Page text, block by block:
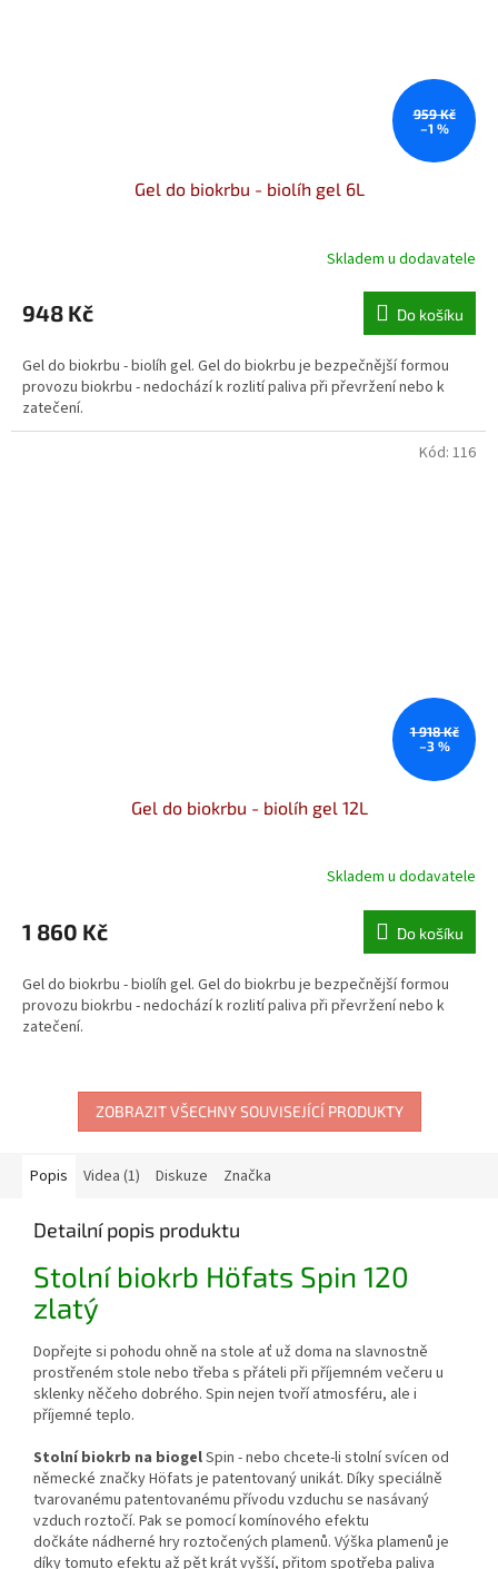
959 Kč
–1 %
Gel do biokrbu - biolíh gel 6L
Skladem u dodavatele
948 Kč Do košíku
Gel do biokrbu - biolíh gel. Gel do biokrbu je bezpečnější formou
provozu biokrbu - nedochází k rozlití paliva při převržení nebo k
zatečení.
1 918 Kč
–3 %
Gel do biokrbu - biolíh gel 12L
produktu
je
z
5
hvězdiček.
Skladem u dodavatele
1 860 Kč Do košíku
Gel do biokrbu - biolíh gel. Gel do biokrbu je bezpečnější formou
provozu biokrbu - nedochází k rozlití paliva při převržení nebo k
zatečení.
Kód: 116
ZOBRAZIT VŠECHNY SOUVISEJÍCÍ PRODUKTY
Popis Videa (1) Diskuze Značka
Detailní popis produktu
Stolní biokrb Höfats Spin 120
zlatý
Dopřejte si pohodu ohně na stole ať už doma na slavnostně
prostřeném stole nebo třeba s přáteli při příjemném večeru u
sklenky něčeho dobrého. Spin nejen tvoří atmosféru, ale i
příjemné teplo.
Stolní biokrb na biogelSpin - nebo chcete-li stolní svícen od
německé značky Höfats je patentovaný unikát. Díky speciálně
tvarovanému patentovanému přívodu vzduchu se nasávaný
vzduch roztočí. Pak se pomocí komínového efektu
dočkáte nádherné hry roztočených plamenů. Výška plamenů je
díky tomuto efektu až pět krát vyšší, přitom spotřeba paliva